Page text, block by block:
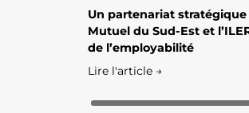
Un partenariat
Mutuel du Sud-Est et
de l’employabilité
Lire l'article →